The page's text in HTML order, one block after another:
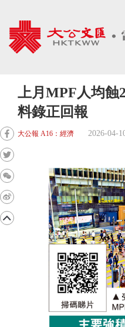
上月MPF人均
料錄正回報
大公報 A16：經濟 2026-04-